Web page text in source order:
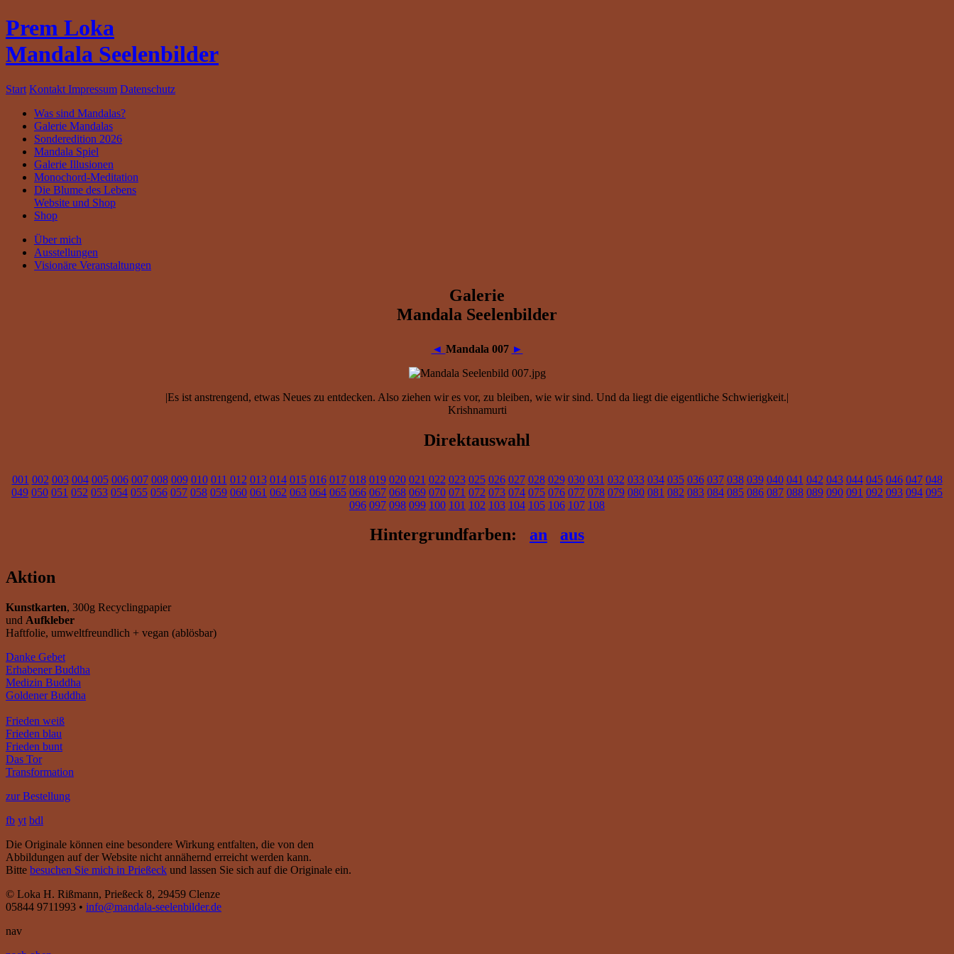
Prem Loka
Mandala Seelenbilder
Start Kontakt Impressum Datenschutz
Was sind Mandalas?
Galerie Mandalas
Sonderedition 2026
Mandala Spiel
Galerie Illusionen
Monochord-Meditation
Die Blume des Lebens
Website und Shop
Shop
Über mich
Ausstellungen
Visionäre Veranstaltungen
Galerie
Mandala Seelenbilder
◄ Mandala 007 ►
|Es ist anstrengend, etwas Neues zu entdecken. Also ziehen wir es vor, zu bleiben, wie wir sind. Und da liegt die eigentliche Schwierigkeit.|
Krishnamurti
Direktauswahl
001 002 003 004 005 006 007 008 009 010 011 012 013 014 015 016 017 018 019 020 021 022 023 025 026 027 028 029 030 031 032 033 034 035 036 037 038 039 040 041 042 043 044 045 046 047 048
049 050 051 052 053 054 055 056 057 058 059 060 061 062 063 064 065 066 067 068 069 070 071 072 073 074 075 076 077 078 079 080 081 082 083 084 085 086 087 088 089 090 091 092 093 094 095
096 097 098 099 100 101 102 103 104 105 106 107 108
Hintergrundfarben: an aus
Aktion
Kunstkarten, 300g Recyclingpapier
und Aufkleber
Haftfolie, umweltfreundlich + vegan (ablösbar)
Danke Gebet
Erhabener Buddha
Medizin Buddha
Goldener Buddha
Frieden weiß
Frieden blau
Frieden bunt
Das Tor
Transformation
zur Bestellung
fb yt bdl
Die Originale können eine besondere Wirkung entfalten, die von den
Abbildungen auf der Website nicht annähernd erreicht werden kann.
Bitte besuchen Sie mich in Prießeck und lassen Sie sich auf die Originale ein.
© Loka H. Rißmann, Prießeck 8, 29459 Clenze
05844 9711993 • info@mandala-seelenbilder.de
nav